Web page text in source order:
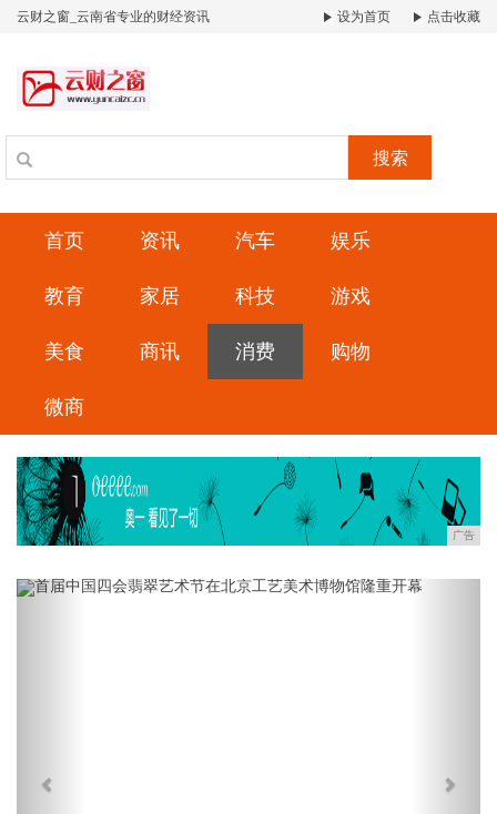
云财之窗_云南省专业的财经资讯 设为首页 点击收藏
搜索
首页 资讯 汽车 娱乐
教育 家居 科技 游戏
美食 商讯 消费 购物
微商
广告
Previous